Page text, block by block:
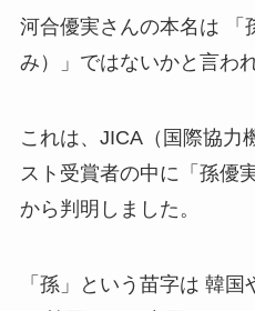
河合優実さんの本名は 「
み）」ではないかと言わ
これは、JICA（国際協力
スト受賞者の中に「孫優
から判明しました。
「孫」という苗字は 韓